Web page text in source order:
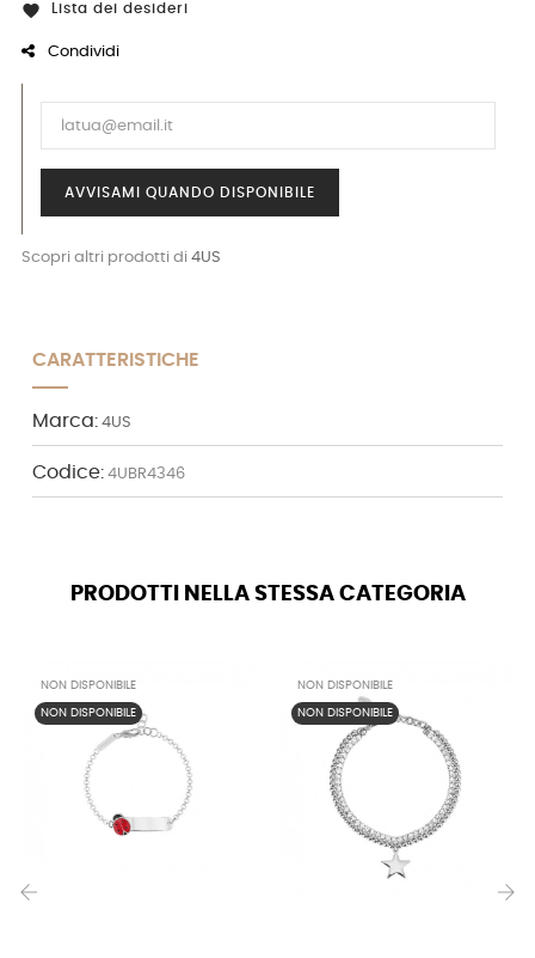
 Lista dei desideri
Condividi
AVVISAMI QUANDO DISPONIBILE
Scopri altri prodotti di 4US
CARATTERISTICHE
Marca: 4US
Codice: 4UBR4346
PRODOTTI NELLA STESSA CATEGORIA
NON DISPONIBILE
NON DISPONIBILE
NON DISPONIBILE
NON DISPONIBILE